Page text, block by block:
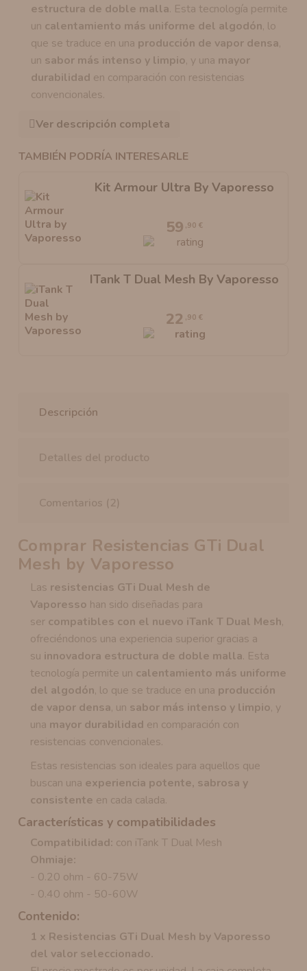
estructura de doble malla. Esta tecnología permite
un calentamiento más uniforme del algodón, lo
que se traduce en una producción de vapor densa,
un sabor más intenso y limpio, y una mayor
durabilidad en comparación con resistencias
convencionales.
Ver descripción completa
TAMBIÉN PODRÍA INTERESARLE
Kit Armour Ultra By Vaporesso
59 ,90 €
ITank T Dual Mesh By Vaporesso
22 ,90 €
Descripción
Detalles del producto
Comentarios (2)
Comprar Resistencias GTi Dual
Mesh by Vaporesso
Las resistencias GTi Dual Mesh de
Vaporesso han sido diseñadas para
ser compatibles con el nuevo iTank T Dual Mesh,
ofreciéndonos una experiencia superior gracias a
su innovadora estructura de doble malla. Esta
tecnología permite un calentamiento más uniforme
del algodón, lo que se traduce en una producción
de vapor densa, un sabor más intenso y limpio, y
una mayor durabilidad en comparación con
resistencias convencionales.
Estas resistencias son ideales para aquellos que
buscan una experiencia potente, sabrosa y
consistente en cada calada.
Características y compatibilidades
Compatibilidad: con iTank T Dual Mesh
Ohmiaje:
- 0.20 ohm - 60-75W
- 0.40 ohm - 50-60W
Contenido:
1 x Resistencias GTi Dual Mesh by Vaporesso
del valor seleccionado.